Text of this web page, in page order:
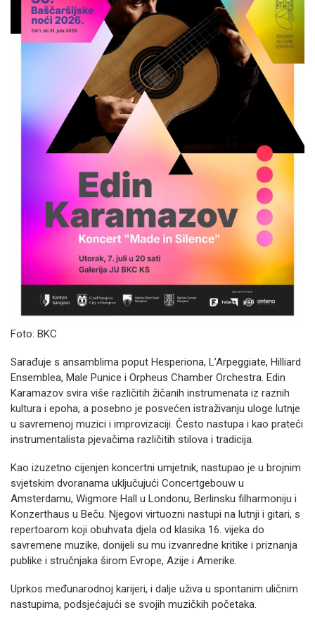
Foto: BKC
Sarađuje s ansamblima poput Hesperiona, L’Arpeggiate, Hilliard
Ensemblea, Male Punice i Orpheus Chamber Orchestra. Edin
Karamazov svira više različitih žičanih instrumenata iz raznih
kultura i epoha, a posebno je posvećen istraživanju uloge lutnje
u savremenoj muzici i improvizaciji. Često nastupa i kao prateći
instrumentalista pjevačima različitih stilova i tradicija.
Kao izuzetno cijenjen koncertni umjetnik, nastupao je u brojnim
svjetskim dvoranama uključujući Concertgebouw u
Amsterdamu, Wigmore Hall u Londonu, Berlinsku filharmoniju i
Konzerthaus u Beču. Njegovi virtuozni nastupi na lutnji i gitari, s
repertoarom koji obuhvata djela od klasika 16. vijeka do
savremene muzike, donijeli su mu izvanredne kritike i priznanja
publike i stručnjaka širom Evrope, Azije i Amerike.
Uprkos međunarodnoj karijeri, i dalje uživa u spontanim uličnim
nastupima, podsjećajući se svojih muzičkih početaka.